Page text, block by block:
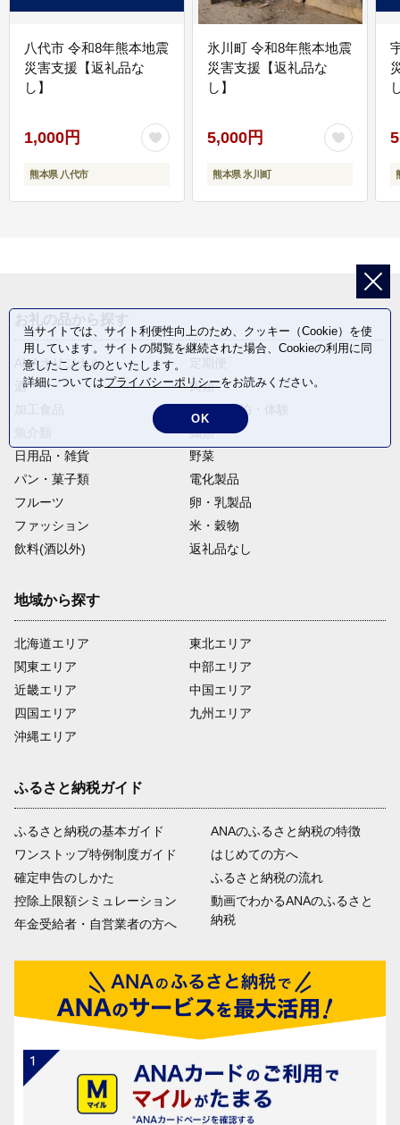
八代市 令和8年熊本地震
災害支援【返礼品な
し】
1,000円
熊本県 八代市
氷川町 令和8年熊本地震
災害支援【返礼品な
し】
5,000円
熊本県 氷川町
ANAオリジナル
酒
肉類
旅行・宿泊・体験
麺類
日用品・雑貨
野菜
パン・菓子類
電化製品
フルーツ
卵・乳製品
ファッション
米・穀物
飲料(酒以外)
返礼品なし
地域から探す
北海道エリア
関東エリア
近畿エリア
四国エリア
沖縄エリア
東北エリア
中部エリア
中国エリア
九州エリア
ふるさと納税ガイド
ふるさと納税の基本ガイド
ワンストップ特例制度ガイド
確定申告のしかた
控除上限額シミュレーション
年金受給者・自営業者の方へ
ANAのふるさと納税の特徴
はじめての方へ
ふるさと納税の流れ
動画でわかるANAのふるさと
納税
当サイトでは、サイト利便性向上のため、クッキー（Cookie）を使
用しています。サイトの閲覧を継続された場合、Cookieの利用に同
意したことものといたします。
詳細についてはプライバシーポリシーをお読みください。
OK